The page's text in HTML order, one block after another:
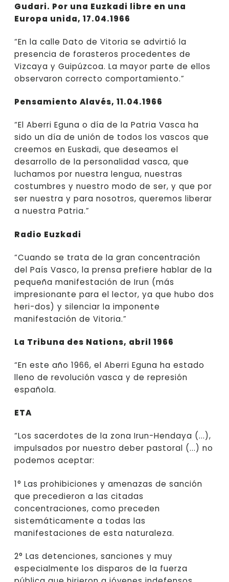
Gudari. Por una Euzkadi libre en una
Europa unida, 17.04.1966
“En la calle Dato de Vitoria se advirtió la
presencia de forasteros procedentes de
Vizcaya y Guipúzcoa. La mayor parte de ellos
observaron correcto comportamiento.”
Pensamiento Alavés, 11.04.1966
“El Aberri Eguna o día de la Patria Vasca ha
sido un día de unión de todos los vascos que
creemos en Euskadi, que deseamos el
desarrollo de la personalidad vasca, que
luchamos por nuestra lengua, nuestras
costumbres y nuestro modo de ser, y que por
ser nuestra y para nosotros, queremos liberar
a nuestra Patria.”
Radio Euzkadi
“Cuando se trata de la gran concentración
del País Vasco, la prensa prefiere hablar de la
pequeña manifestación de Irun (más
impresionante para el lector, ya que hubo dos
heri-dos) y silenciar la imponente
manifestación de Vitoria.”
La Tribuna des Nations, abril 1966
“En este año 1966, el Aberri Eguna ha estado
lleno de revolución vasca y de represión
española.
ETA
“Los sacerdotes de la zona Irun-Hendaya (...),
impulsados por nuestro deber pastoral (...) no
podemos aceptar:
1° Las prohibiciones y amenazas de sanción
que precedieron a las citadas
concentraciones, como preceden
sistemáticamente a todas las
manifestaciones de esta naturaleza.
2° Las detenciones, sanciones y muy
especialmente los disparos de la fuerza